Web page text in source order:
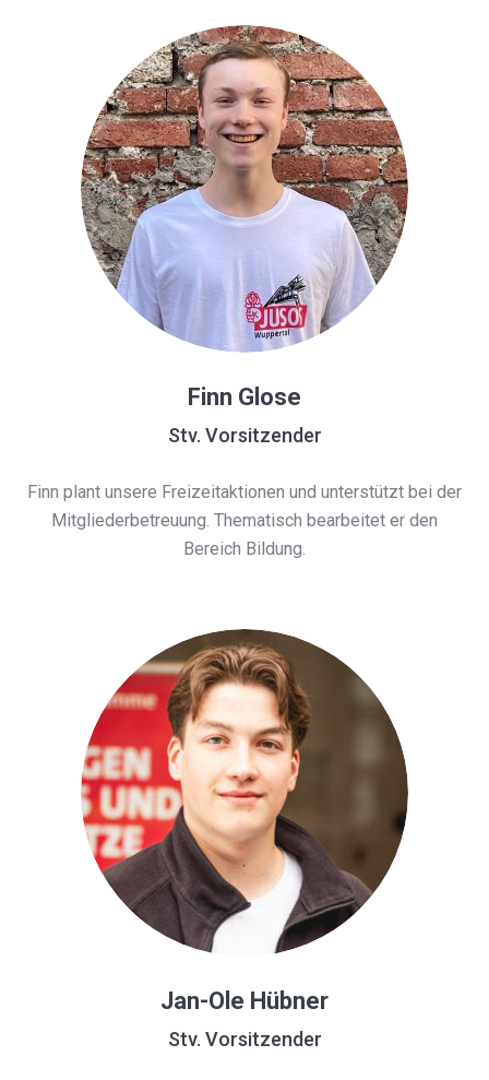
Finn Glose
Stv. Vorsitzender
Finn plant unsere Freizeitaktionen und unterstützt bei der
Mitgliederbetreuung. Thematisch bearbeitet er den
Bereich Bildung.
Jan-Ole Hübner
Stv. Vorsitzender